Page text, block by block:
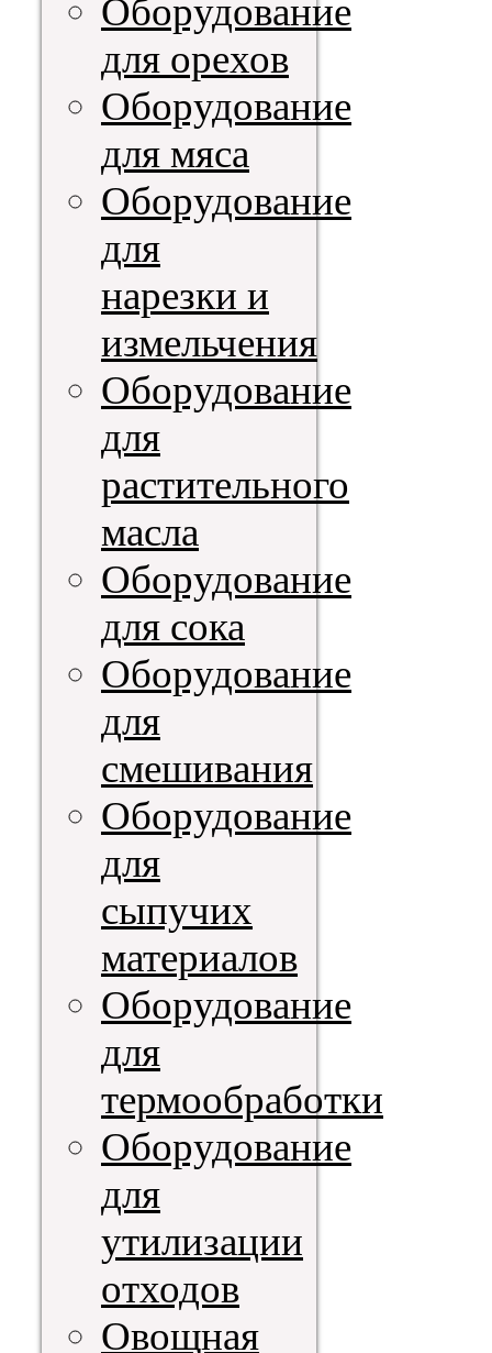
Оборудование
для орехов
Оборудование
для мяса
Оборудование
для
нарезки и
измельчения
Оборудование
для
растительного
масла
Оборудование
для сока
Оборудование
для
смешивания
Оборудование
для
сыпучих
материалов
Оборудование
для
термообработки
Оборудование
для
утилизации
отходов
Овощная